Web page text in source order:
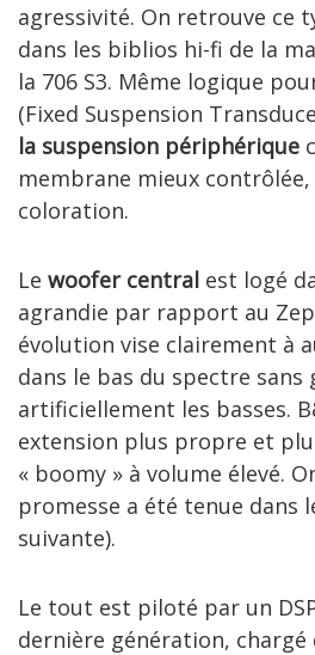
agressivité. On retrouve ce
dans les biblios hi-fi de la
la 706 S3. Même logique
(Fixed Suspension
la suspension périphérique
membrane mieux contrôlée,
coloration.
Le woofer central est logé
agrandie par rapport au
évolution vise clairement à
dans le bas du spectre sans
artificiellement les basses.
extension plus propre et
« boomy » à volume élevé.
promesse a été tenue dans
suivante).
Le tout est piloté par un
dernière génération,